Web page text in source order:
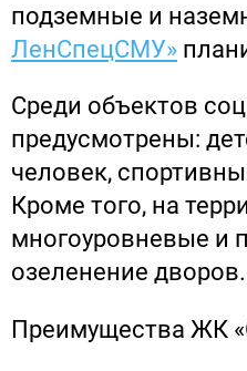
подземные и
ЛенСпецСМУ»
Среди объектов
предусмотрены:
человек,
Кроме того, на
многоуровневые и
озеленение дворов.
Преимущества ЖК